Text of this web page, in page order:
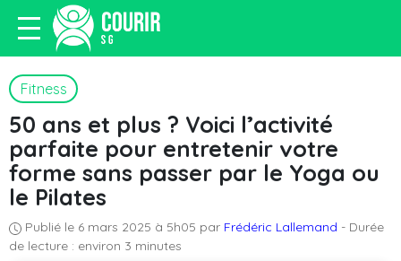
Fitness
50 ans et plus ? Voici l’activité
parfaite pour entretenir votre
forme sans passer par le Yoga ou
le Pilates
Publié le 6 mars 2025 à 5h05 par Frédéric Lallemand - Durée
de lecture : environ 3 minutes